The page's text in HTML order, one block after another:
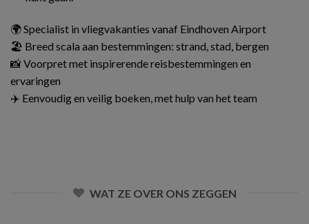
🌍 Specialist in vliegvakanties vanaf Eindhoven Airport
🏖️ Breed scala aan bestemmingen: strand, stad, bergen
📸 Voorpret met inspirerende reisbestemmingen en
ervaringen
✈️ Eenvoudig en veilig boeken, met hulp van het team
WAT ZE OVER ONS ZEGGEN